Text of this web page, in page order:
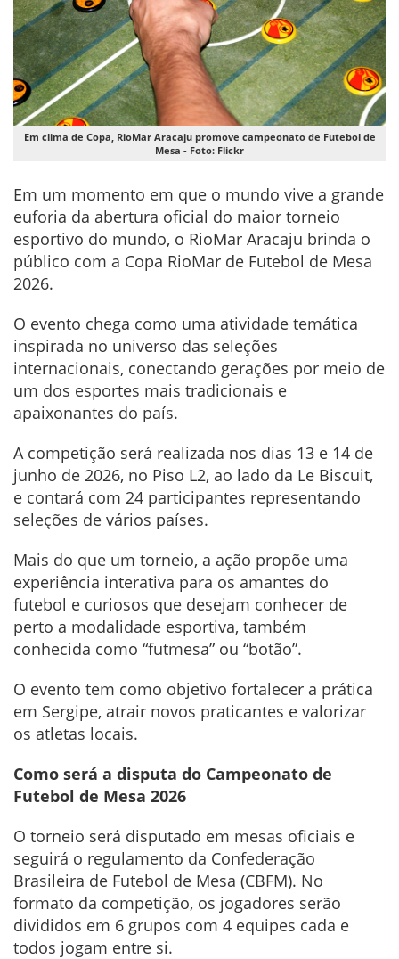
Em clima de Copa, RioMar Aracaju promove campeonato de Futebol de
Mesa - Foto: Flickr
Em um momento em que o mundo vive a grande
euforia da abertura oficial do maior torneio
esportivo do mundo, o RioMar Aracaju brinda o
público com a Copa RioMar de Futebol de Mesa
2026.
O evento chega como uma atividade temática
inspirada no universo das seleções
internacionais, conectando gerações por meio de
um dos esportes mais tradicionais e
apaixonantes do país.
A competição será realizada nos dias 13 e 14 de
junho de 2026, no Piso L2, ao lado da Le Biscuit,
e contará com 24 participantes representando
seleções de vários países.
Mais do que um torneio, a ação propõe uma
experiência interativa para os amantes do
futebol e curiosos que desejam conhecer de
perto a modalidade esportiva, também
conhecida como “futmesa” ou “botão”.
O evento tem como objetivo fortalecer a prática
em Sergipe, atrair novos praticantes e valorizar
os atletas locais.
Como será a disputa do Campeonato de
Futebol de Mesa 2026
O torneio será disputado em mesas oficiais e
seguirá o regulamento da Confederação
Brasileira de Futebol de Mesa (CBFM). No
formato da competição, os jogadores serão
divididos em 6 grupos com 4 equipes cada e
todos jogam entre si.